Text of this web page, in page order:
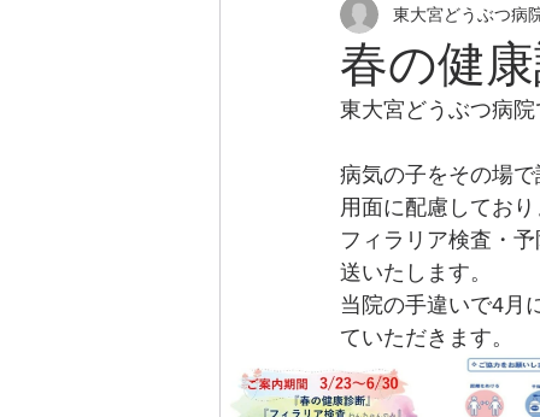
春の健
東大宮どうぶつ病
東大宮どうぶつ病
病気の子をその場
用面に配慮してお
フィラリア検査・
送いたします。
当院の手違いで4月
ていただきます。